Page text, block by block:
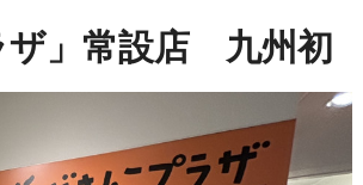
ザ」常設店 九州初